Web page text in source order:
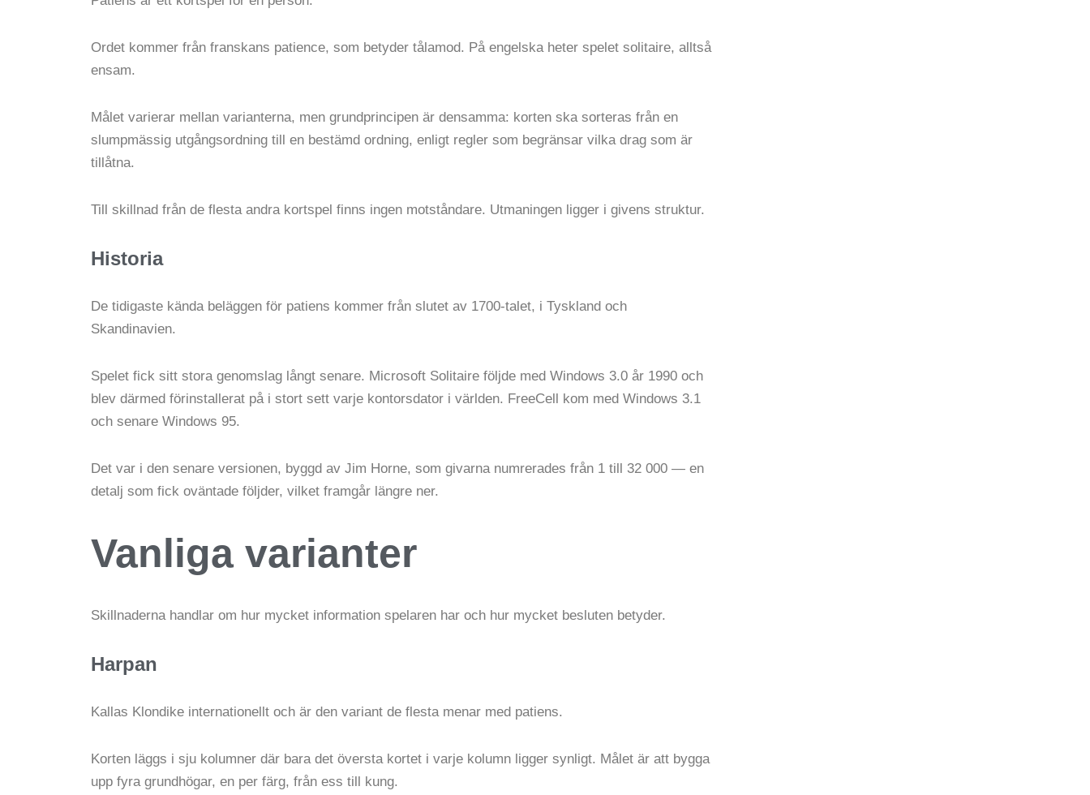
Ordet kommer från franskans patience, som betyder tålamod. På engelska heter spelet solitaire, alltså
ensam.
Målet varierar mellan varianterna, men grundprincipen är densamma: korten ska sorteras från en
slumpmässig utgångsordning till en bestämd ordning, enligt regler som begränsar vilka drag som är
tillåtna.
Till skillnad från de flesta andra kortspel finns ingen motståndare. Utmaningen ligger i givens struktur.
Historia
De tidigaste kända beläggen för patiens kommer från slutet av 1700-talet, i Tyskland och
Skandinavien.
Spelet fick sitt stora genomslag långt senare. Microsoft Solitaire följde med Windows 3.0 år 1990 och
blev därmed förinstallerat på i stort sett varje kontorsdator i världen. FreeCell kom med Windows 3.1
och senare Windows 95.
Det var i den senare versionen, byggd av Jim Horne, som givarna numrerades från 1 till 32 000 — en
detalj som fick oväntade följder, vilket framgår längre ner.
Vanliga varianter
Skillnaderna handlar om hur mycket information spelaren har och hur mycket besluten betyder.
Harpan
Kallas Klondike internationellt och är den variant de flesta menar med patiens.
Korten läggs i sju kolumner där bara det översta kortet i varje kolumn ligger synligt. Målet är att bygga
upp fyra grundhögar, en per färg, från ess till kung.